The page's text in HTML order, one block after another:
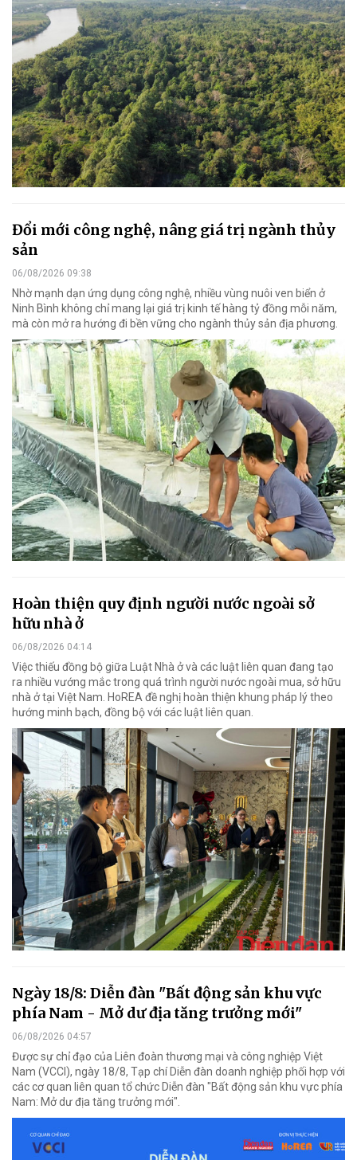
Đổi mới công nghệ, nâng giá trị ngành thủy
sản
06/08/2026 09:38
Nhờ mạnh dạn ứng dụng công nghệ, nhiều vùng nuôi ven biển ở
Ninh Bình không chỉ mang lại giá trị kinh tế hàng tỷ đồng mỗi năm,
mà còn mở ra hướng đi bền vững cho ngành thủy sản địa phương.
Hoàn thiện quy định người nước ngoài sở
hữu nhà ở
06/08/2026 04:14
Việc thiếu đồng bộ giữa Luật Nhà ở và các luật liên quan đang tạo
ra nhiều vướng mắc trong quá trình người nước ngoài mua, sở hữu
nhà ở tại Việt Nam. HoREA đề nghị hoàn thiện khung pháp lý theo
hướng minh bạch, đồng bộ với các luật liên quan.
Ngày 18/8: Diễn đàn "Bất động sản khu vực
phía Nam - Mở dư địa tăng trưởng mới"
06/08/2026 04:57
Được sự chỉ đạo của Liên đoàn thương mại và công nghiệp Việt
Nam (VCCI), ngày 18/8, Tạp chí Diễn đàn doanh nghiệp phối hợp với
các cơ quan liên quan tổ chức Diễn đàn "Bất động sản khu vực phía
Nam: Mở dư địa tăng trưởng mới".